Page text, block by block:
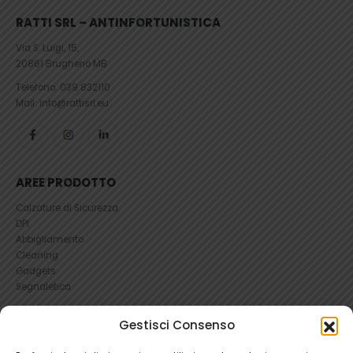
Gestisci Consenso
RATTI SRL – ANTINFORTUNISTICA
Via S. Luigi, 15,
20861 Brugherio MB
Telefono: 039 832110
Mail: info@rattisrl.eu
AREE PRODOTTO
Calzature di Sicurezza
DPI
Abbigliamento
Cleaning
Gadgets
Segnaletica
RICHIEDI UN RESO